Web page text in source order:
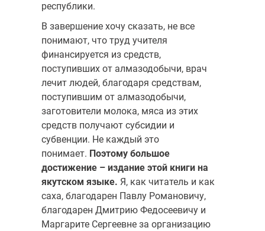
республики.
В завершение хочу сказать, не все
понимают, что труд учителя
финансируется из средств,
поступивших от алмазодобычи, врач
лечит людей, благодаря средствам,
поступившим от алмазодобычи,
заготовители молока, мяса из этих
средств получают субсидии и
субвенции. Не каждый это
понимает. Поэтому большое
достижение – издание этой книги на
якутском языке. Я, как читатель и как
саха, благодарен Павлу Романовичу,
благодарен Дмитрию Федосеевичу и
Маргарите Сергеевне за организацию